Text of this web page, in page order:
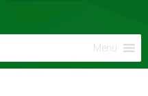
Menu